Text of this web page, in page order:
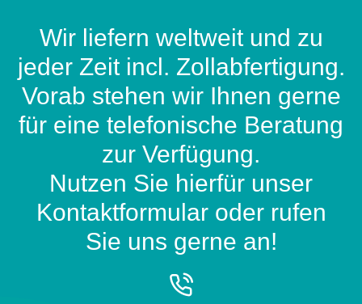
Wir liefern weltweit und zu
jeder Zeit incl. Zollabfertigung.
Vorab stehen wir Ihnen gerne
für eine telefonische Beratung
zur Verfügung.
Nutzen Sie hierfür unser
Kontaktformular oder rufen
Sie uns gerne an!